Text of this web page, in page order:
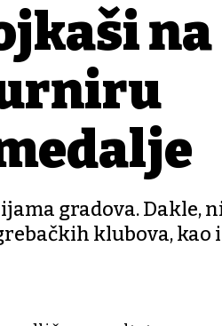
na
gradova. Dakle,
klubova, kao i